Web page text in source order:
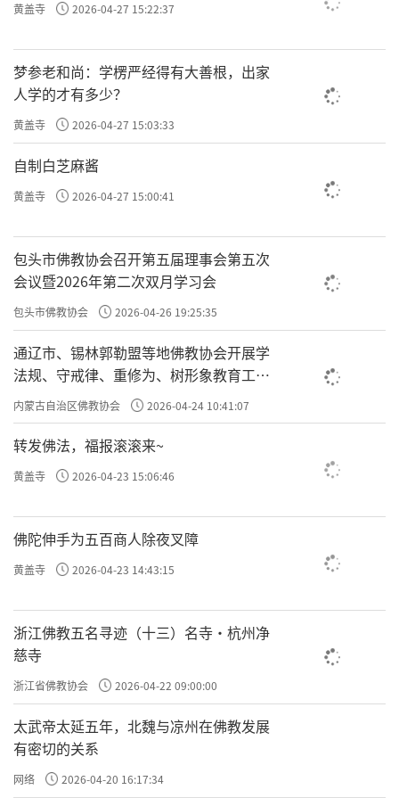
黄盖寺 2026-04-27 15:22:37
梦参老和尚：学楞严经得有大善根，出家
人学的才有多少？
黄盖寺 2026-04-27 15:03:33
自制白芝麻酱
黄盖寺 2026-04-27 15:00:41
包头市佛教协会召开第五届理事会第五次
会议暨2026年第二次双月学习会
包头市佛教协会 2026-04-26 19:25:35
通辽市、锡林郭勒盟等地佛教协会开展学
法规、守戒律、重修为、树形象教育工作
专题学习会
内蒙古自治区佛教协会 2026-04-24 10:41:07
转发佛法，福报滚滚来~
黄盖寺 2026-04-23 15:06:46
佛陀伸手为五百商人除夜叉障
黄盖寺 2026-04-23 14:43:15
浙江佛教五名寻迹（十三）名寺·杭州净
慈寺
浙江省佛教协会 2026-04-22 09:00:00
太武帝太延五年，北魏与凉州在佛教发展
有密切的关系
网络 2026-04-20 16:17:34